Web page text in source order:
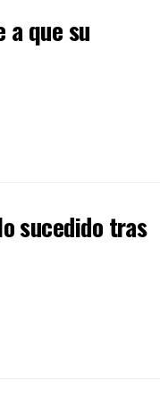
a que su
sucedido tras